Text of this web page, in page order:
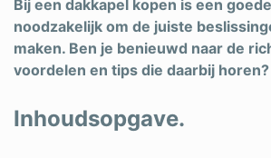
Bij een dakkapel kopen is een
noodzakelijk om de juiste
maken. Ben je benieuwd naar de
voordelen en tips die daarbij horen?
Inhoudsopgave.